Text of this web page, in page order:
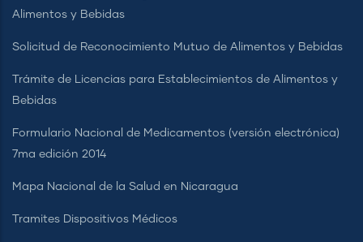
Alimentos y Bebidas
Solicitud de Reconocimiento Mutuo de Alimentos y Bebidas
Trámite de Licencias para Establecimientos de Alimentos y
Bebidas
Formulario Nacional de Medicamentos (versión electrónica)
7ma edición 2014
Mapa Nacional de la Salud en Nicaragua
Tramites Dispositivos Médicos